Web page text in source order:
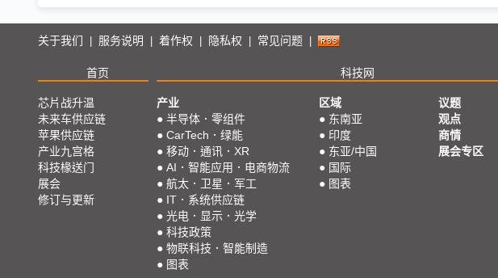
关于我们 服务说明 着作权 隐私权 常见问题
首页 科技网
芯片战升温
未来车供应链
苹果供应链
产业九宫格
科技椽送门
展会
修订与更新
产业
● 半导体．零组件
● CarTech．绿能
● 移动．通讯．XR
● AI．智能应用．电商物流
● 航太．卫星．军工
● IT．系统供应链
● 光电．显示．光学
● 科技政策
● 物联科技．智能制造
● 图表
区域
● 东南亚
● 印度
● 东亚/中国
● 国际
● 图表
议题
观点
商情
展会专区